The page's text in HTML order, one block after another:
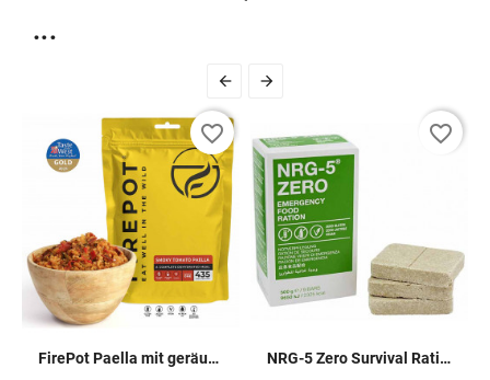
...
 
FirePot Paella mit geräucherten Tomaten
favorite_border
NRG-5 Zero Survival Ration
favorite_border